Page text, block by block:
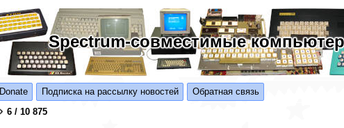
Spectrum-совместимые
Donate Подписка на рассылку новостей
Обратная связь
6 / 10 875